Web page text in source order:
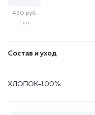
450 руб.
1 шт
Состав и уход
ХЛОПОК-100%